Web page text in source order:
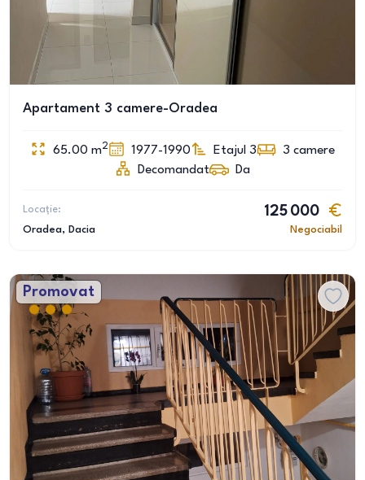
Apartament 3 camere-Oradea
65.00 m2 1977-1990 Etajul 3 3 camere
Decomandat
Da
Locație:
Oradea, Dacia
125 000
Negociabil
Promovat